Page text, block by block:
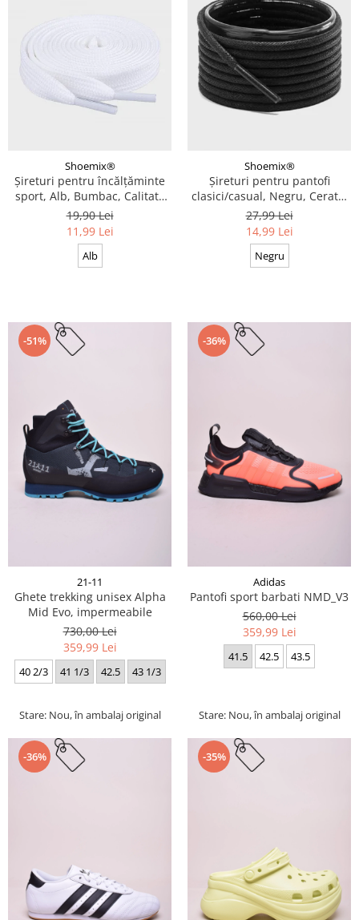
Shoemix®
Șireturi pentru încălțăminte
sport, Alb, Bumbac, Calitate
premium, 100 cm x 0.8 cm
19,90 Lei
11,99 Lei
Alb
Shoemix®
Șireturi pentru pantofi
clasici/casual, Negru, Cerate,
Calitate premium, 110 cm x
0.3 cm
27,99 Lei
14,99 Lei
Negru
-51%
21-11
Ghete trekking unisex Alpha
Mid Evo, impermeabile
730,00 Lei
359,99 Lei
40 2/3 41 1/3 42.5 43 1/3
Stare: Nou, în ambalaj original
-36%
Adidas
Pantofi sport barbati NMD_V3
560,00 Lei
359,99 Lei
41.5 42.5 43.5
Stare: Nou, în ambalaj original
-36% -35%